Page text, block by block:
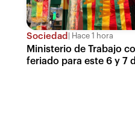
Sociedad Hace 1 hora
Ministerio de Trabajo
feriado para este 6 y 7